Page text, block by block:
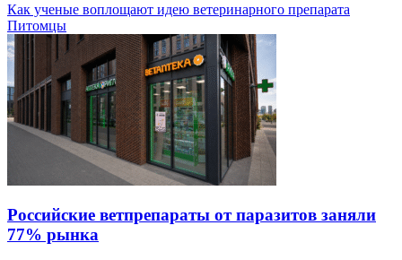
Как ученые воплощают идею ветеринарного препарата
Питомцы
Российские ветпрепараты от паразитов заняли
77% рынка